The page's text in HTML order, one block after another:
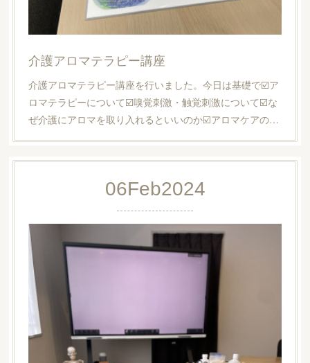
介護アロマテラピー講座
介護アロマテラピー講座を行いました。今日は基礎で☑️ア
ロマテラピーについて☑️嗅覚刺激・触覚刺激について☑️な
ぜ介護にアロマを取り入れるといいのか☑️アロマケアの…
06Feb2024